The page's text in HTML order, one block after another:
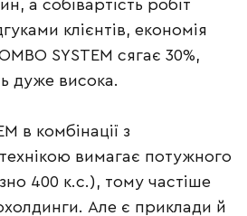
а собівартість робіт
клієнтів, економія
SYSTEM сягає 30%,
дуже висока.
в комбінації з
вимагає потужного
400 к.с.), тому частіше
Але є приклади й